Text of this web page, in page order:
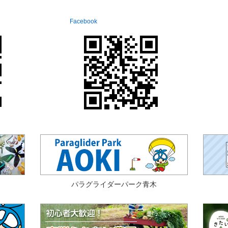
Facebook
パラグライダーパーク青木